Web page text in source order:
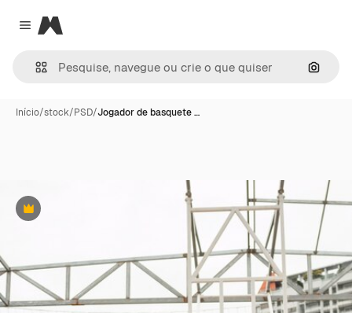
Close menu
Magnific
Início/stock/PSD/Jogador de basquete …
Premium